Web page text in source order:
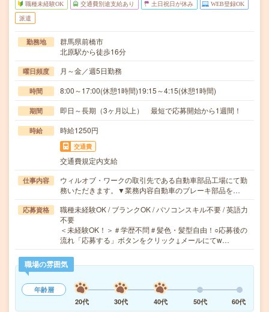
職種未経験OK 交通費別途支給あり 土日祝日が休み WEB登録OK
派遣
勤務地
群馬県前橋市
北原駅から徒歩16分
曜日頻度 月～金／週5日勤務
時間 8:00～17:00(休憩1時間)19:15～4:15(休憩1時間)
期間 即日～長期（3ヶ月以上） 最短で応募開始から1週間！
時給 時給1250円
交通費
交通費規定内支給
仕事内容
ウィルオブ・ワークの取引先である自動車部品工場にて勤
務いただきます。▼業務内容自動車のブレーキ部品を…
応募資格
職種未経験OK / ブランクOK / パソコンスキル不要 / 英語力
不要
＜未経験OK！＞＃学歴不問＃髪色・髪型自由！○応募後の
流れ「応募する」ボタンをクリック↓メールにてw…
職場の雰囲気
年齢層
20代
30代 40代 50代 60代